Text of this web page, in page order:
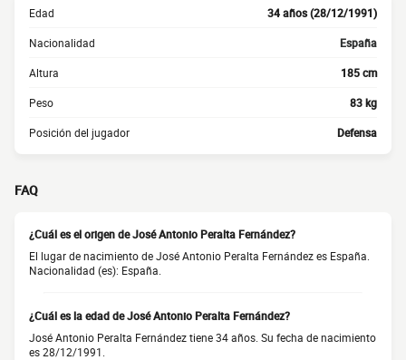
Edad 34 años (28/12/1991)
Nacionalidad España
Altura 185 cm
Peso 83 kg
Posición del jugador Defensa
FAQ
¿Cuál es el origen de José Antonio Peralta Fernández?
El lugar de nacimiento de José Antonio Peralta Fernández es España.
Nacionalidad (es): España.
¿Cuál es la edad de José Antonio Peralta Fernández?
José Antonio Peralta Fernández tiene 34 años. Su fecha de nacimiento
es 28/12/1991.